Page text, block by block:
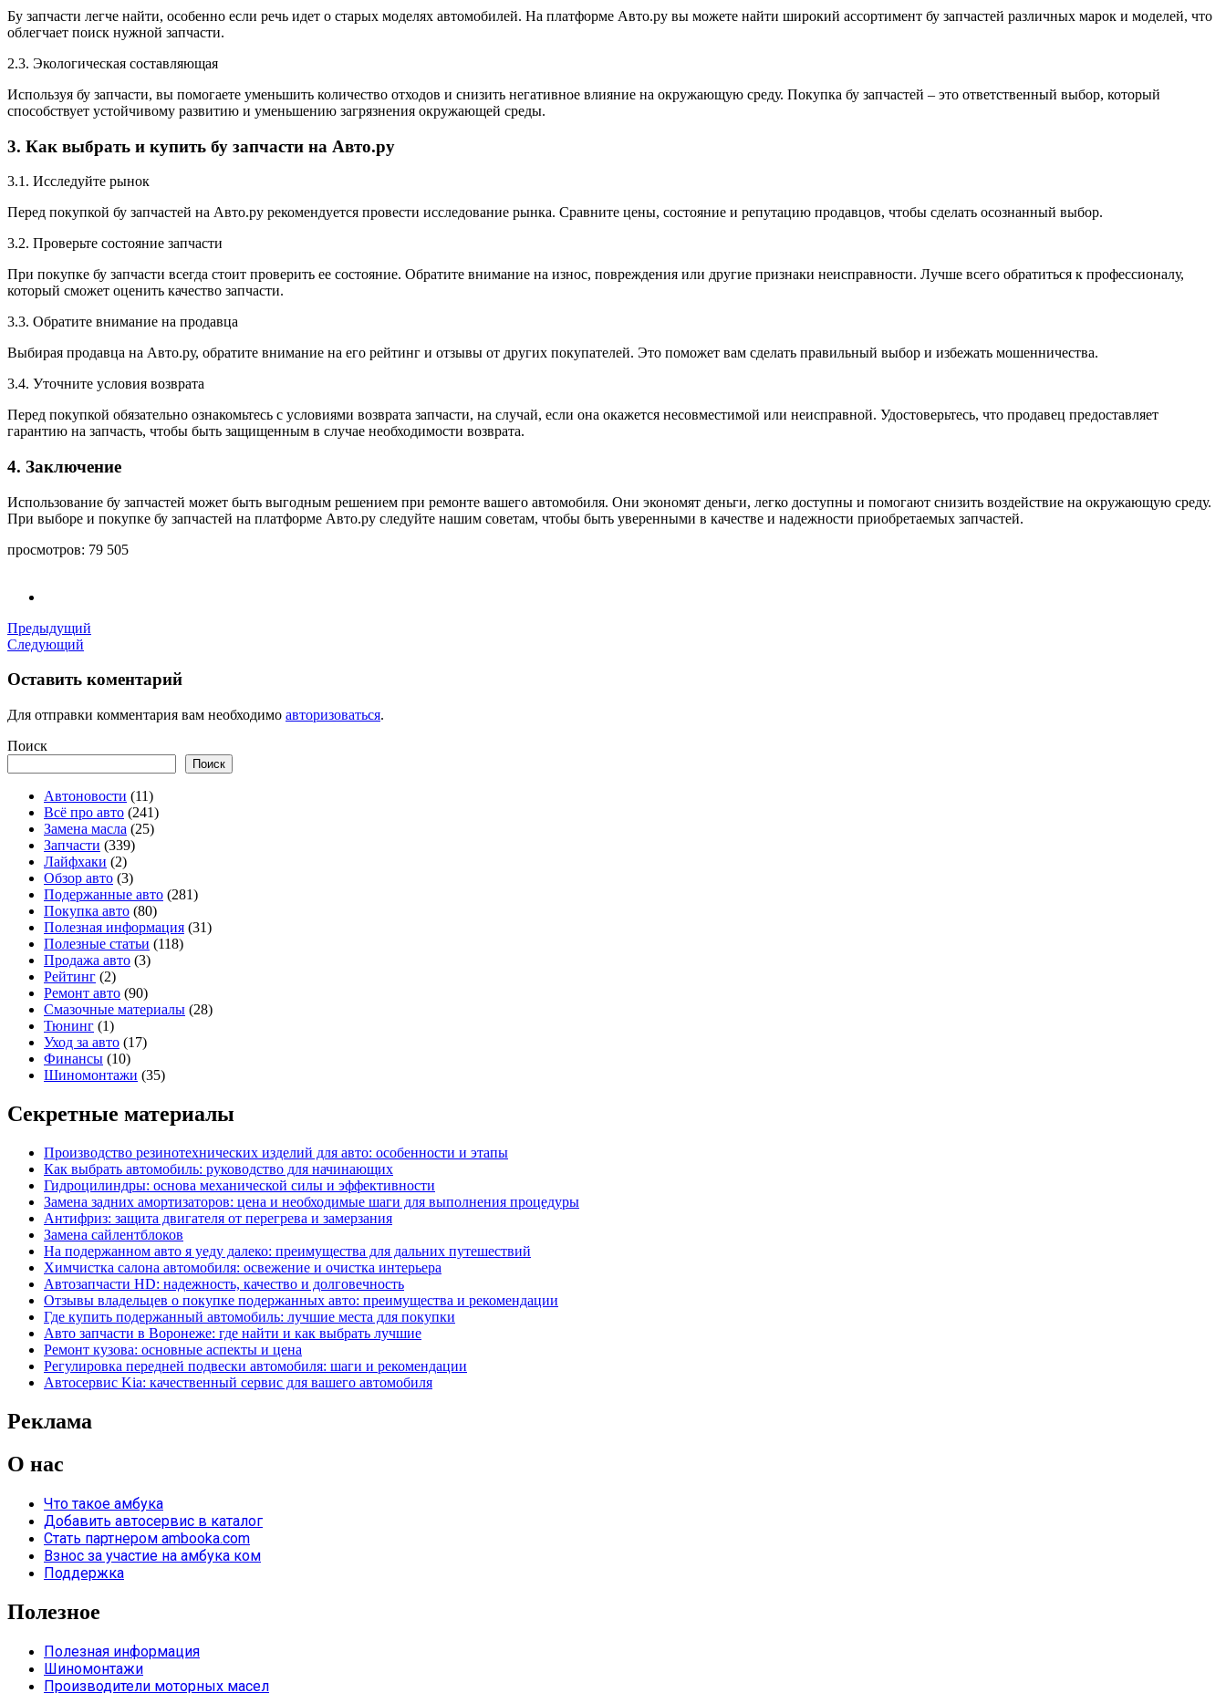
Бу запчасти легче найти, особенно если речь идет о старых моделях автомобилей. На платформе Авто.ру вы можете найти широкий ассортимент бу запчастей различных марок и моделей, что
облегчает поиск нужной запчасти.
2.3. Экологическая составляющая
Используя бу запчасти, вы помогаете уменьшить количество отходов и снизить негативное влияние на окружающую среду. Покупка бу запчастей – это ответственный выбор, который
способствует устойчивому развитию и уменьшению загрязнения окружающей среды.
3. Как выбрать и купить бу запчасти на Авто.ру
3.1. Исследуйте рынок
Перед покупкой бу запчастей на Авто.ру рекомендуется провести исследование рынка. Сравните цены, состояние и репутацию продавцов, чтобы сделать осознанный выбор.
3.2. Проверьте состояние запчасти
При покупке бу запчасти всегда стоит проверить ее состояние. Обратите внимание на износ, повреждения или другие признаки неисправности. Лучше всего обратиться к профессионалу,
который сможет оценить качество запчасти.
3.3. Обратите внимание на продавца
Выбирая продавца на Авто.ру, обратите внимание на его рейтинг и отзывы от других покупателей. Это поможет вам сделать правильный выбор и избежать мошенничества.
3.4. Уточните условия возврата
Перед покупкой обязательно ознакомьтесь с условиями возврата запчасти, на случай, если она окажется несовместимой или неисправной. Удостоверьтесь, что продавец предоставляет
гарантию на запчасть, чтобы быть защищенным в случае необходимости возврата.
4. Заключение
Использование бу запчастей может быть выгодным решением при ремонте вашего автомобиля. Они экономят деньги, легко доступны и помогают снизить воздействие на окружающую среду.
При выборе и покупке бу запчастей на платформе Авто.ру следуйте нашим советам, чтобы быть уверенными в качестве и надежности приобретаемых запчастей.
просмотров: 79 505
Предыдущий
Следующий
Оставить коментарий
Для отправки комментария вам необходимо авторизоваться.
Поиск
Поиск
Автоновости (11)
Всё про авто (241)
Замена масла (25)
Запчасти (339)
Лайфхаки (2)
Обзор авто (3)
Подержанные авто (281)
Покупка авто (80)
Полезная информация (31)
Полезные статьи (118)
Продажа авто (3)
Рейтинг (2)
Ремонт авто (90)
Смазочные материалы (28)
Тюнинг (1)
Уход за авто (17)
Финансы (10)
Шиномонтажи (35)
Секретные материалы
Производство резинотехнических изделий для авто: особенности и этапы
Как выбрать автомобиль: руководство для начинающих
Гидроцилиндры: основа механической силы и эффективности
Замена задних амортизаторов: цена и необходимые шаги для выполнения процедуры
Антифриз: защита двигателя от перегрева и замерзания
Замена сайлентблоков
На подержанном авто я уеду далеко: преимущества для дальних путешествий
Химчистка салона автомобиля: освежение и очистка интерьера
Автозапчасти HD: надежность, качество и долговечность
Отзывы владельцев о покупке подержанных авто: преимущества и рекомендации
Где купить подержанный автомобиль: лучшие места для покупки
Авто запчасти в Воронеже: где найти и как выбрать лучшие
Ремонт кузова: основные аспекты и цена
Регулировка передней подвески автомобиля: шаги и рекомендации
Автосервис Kia: качественный сервис для вашего автомобиля
Реклама
О нас
Что такое амбука
Добавить автосервис в каталог
Стать партнером ambooka.com
Взнос за участие на амбука ком
Поддержка
Полезное
Полезная информация
Шиномонтажи
Производители моторных масел